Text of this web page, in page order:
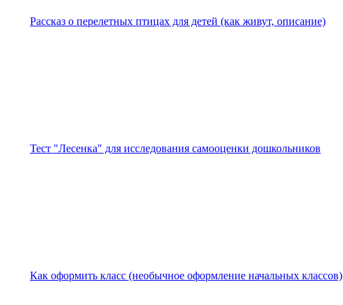
Рассказ о перелетных птицах для детей (как живут, описание)
Тест "Лесенка" для исследования самооценки дошкольников
Как оформить класс (необычное оформление начальных классов)